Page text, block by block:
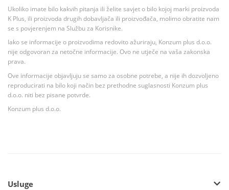
Ukoliko imate bilo kakvih pitanja ili želite savjet o bilo kojoj marki proizvoda
K Plus, ili proizvoda drugih dobavljača ili proizvođača, molimo obratite nam
se s povjerenjem na Službu za Korisnike.
Iako se informacije o proizvodima redovito ažuriraju, Konzum plus d.o.o.
nije odgovoran za netočne informacije. Ovo ne utječe na vaša zakonska
prava.
Ove informacije objavljuju se samo za osobne potrebe, a nije ih dozvoljeno
reproducirati na bilo koji način bez prethodne suglasnosti Konzum plus
d.o.o. niti bez pisane potvrde.
Konzum plus d.o.o.
Usluge